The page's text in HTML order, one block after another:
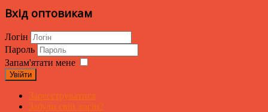
Вхід оптовикам
Логін
Пароль
Запам'ятати мене
Увійти
Зареєструватися
Забули свій логін?